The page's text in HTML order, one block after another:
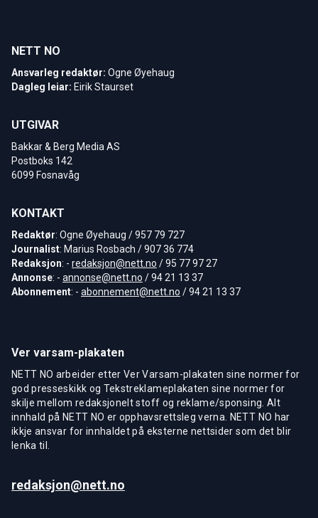
NETT NO
Ansvarleg redaktør: Ogne Øyehaug
Dagleg leiar: Eirik Staurset
UTGIVAR
Bakkar & Berg Media AS
Postboks 142
6099 Fosnavåg
KONTAKT
Redaktør: Ogne Øyehaug / 957 79 727
Journalist: Marius Rosbach / 907 36 774
Redaksjon: - redaksjon@nett.no / 95 77 97 27
Annonse: - annonse@nett.no / 94 21 13 37
Abonnement: - abonnement@nett.no / 94 21 13 37
Ver varsam-plakaten
NETT NO arbeider etter Ver Varsam-plakaten sine normer for
god presseskikk og Tekstreklameplakaten sine normer for
skilje mellom redaksjonelt stoff og reklame/sponsing. Alt
innhald på NETT NO er opphavsrettsleg verna. NETT NO har
ikkje ansvar for innhaldet på eksterne nettsider som det blir
lenka til.
redaksjon@nett.no